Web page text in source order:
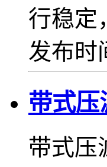
行稳定
发布时
带式压
带式压